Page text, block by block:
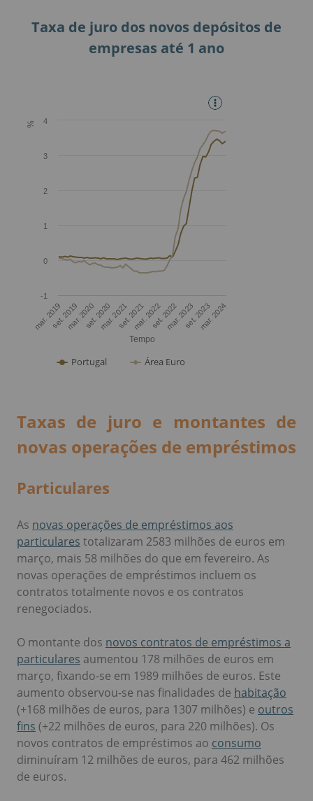
Taxa de juro dos novos depósitos de
empresas até 1 ano
Taxas de juro e montantes de
novas operações de empréstimos
Particulares
As novas operações de empréstimos aos
particulares totalizaram 2583 milhões de euros em
março, mais 58 milhões do que em fevereiro. As
novas operações de empréstimos incluem os
contratos totalmente novos e os contratos
renegociados.
O montante dos novos contratos de empréstimos a
particulares aumentou 178 milhões de euros em
março, fixando-se em 1989 milhões de euros. Este
aumento observou-se nas finalidades de habitação
(+168 milhões de euros, para 1307 milhões) e outros
fins (+22 milhões de euros, para 220 milhões). Os
novos contratos de empréstimos ao consumo
diminuíram 12 milhões de euros, para 462 milhões
de euros.